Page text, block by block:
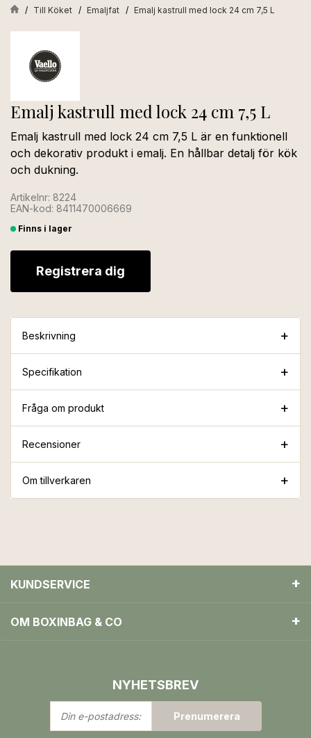
Till Köket Emaljfat Emalj kastrull med lock 24 cm 7,5 L
Emalj kastrull med lock 24 cm 7,5 L
Emalj kastrull med lock 24 cm 7,5 L är en funktionell
och dekorativ produkt i emalj. En hållbar detalj för kök
och dukning.
Artikelnr: 8224
EAN-kod: 8411470006669
Finns i lager
Registrera dig
Beskrivning
Specifikation
Fråga om produkt
Recensioner
Om tillverkaren
KUNDSERVICE
OM BOXINBAG & CO
NYHETSBREV
Din
e-
Prenumerera